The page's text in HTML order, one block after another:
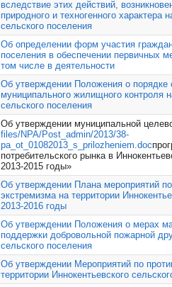
вследствие этих действий,
природного и техногенного характера
сельского поселения
Об определении форм участия
поселения в обеспечении первичных
том числе в деятельности
Об утверждении Положения о порядке
муниципального жилищного контроля
сельского поселения
Об утверждении муниципальной
files/NPA/Post_admin/2013/38-
pa_ot_01082013_s_prilozheniem.doc
потребительского рынка в
2013-2015 годы»
Об утверждении Плана мероприятий
экстремизма на территории
2013-2016 годы
Об утверждении Положения о мерах
поддержки добровольной пожарной
сельского поселения
Об утверждении Мероприятий по
территории Иннокентьевского